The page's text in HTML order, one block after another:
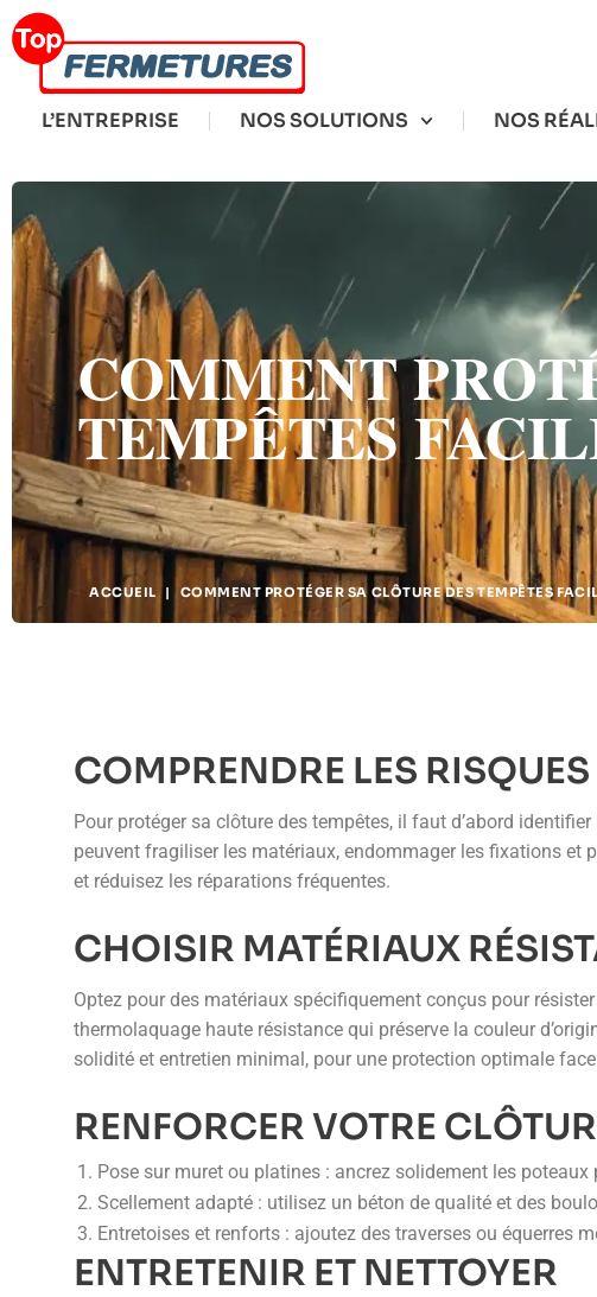
L’ENTREPRISE NOS SOLUTIONS NOS
COMMENT
TEMPÊTES
ACCUEIL | COMMENT PROTÉGER SA CLÔTURE DES TEMPÊTES
COMPRENDRE LES
Pour protéger sa clôture des tempêtes, il faut d’abord
peuvent fragiliser les matériaux, endommager les fixations et
et réduisez les réparations fréquentes.
CHOISIR MATÉRIAUX
Optez pour des matériaux spécifiquement conçus pour
thermolaquage haute résistance qui préserve la couleur
solidité et entretien minimal, pour une protection optimale
RENFORCER VOTRE
Pose sur muret ou platines : ancrez solidement les
Scellement adapté : utilisez un béton de qualité et des
Entretoises et renforts : ajoutez des traverses ou équerres
ENTRETENIR ET NETTOYER